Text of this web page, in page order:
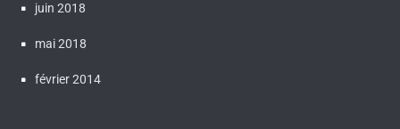
juin 2018
mai 2018
février 2014